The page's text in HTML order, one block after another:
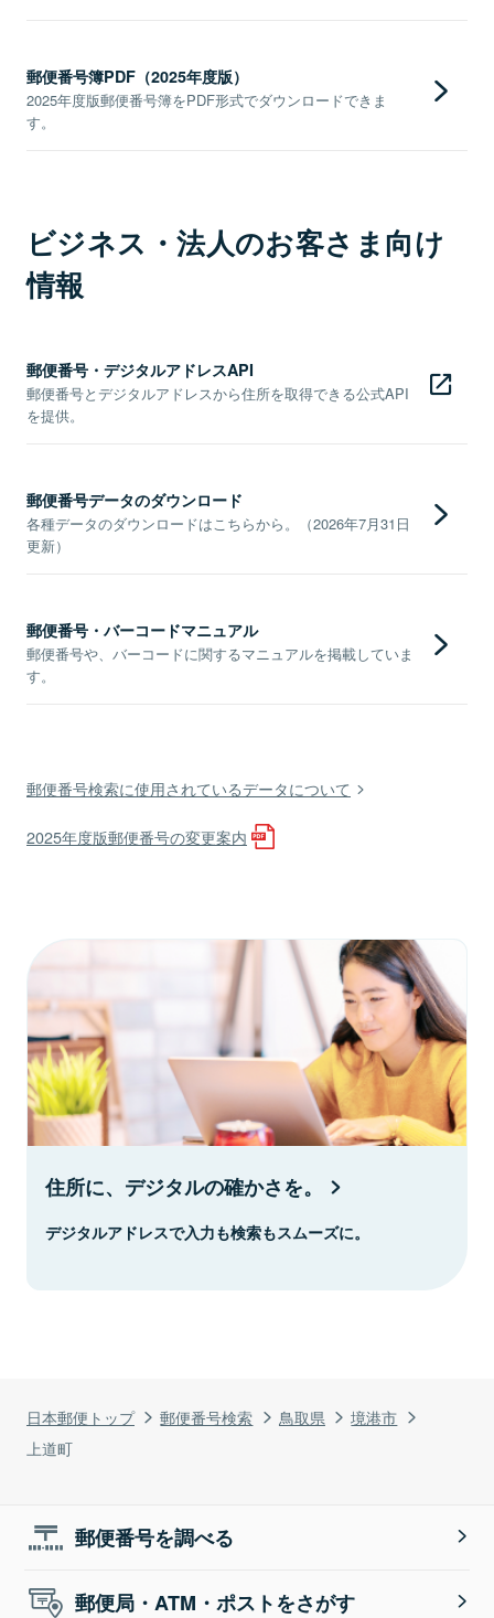
日本郵便トップ 郵便番号検索 鳥取県
境港市
上道町
郵便番号簿PDF（2025年度版）
2025年度版郵便番号簿をPDF形式でダウンロードできま
す。
ビジネス・法人のお客さま向け
情報
郵便番号・デジタルアドレスAPI
郵便番号とデジタルアドレスから住所を取得できる公式API
を提供。
郵便番号データのダウンロード
各種データのダウンロードはこちらから。（2026年7月31日
更新）
郵便番号・バーコードマニュアル
郵便番号や、バーコードに関するマニュアルを掲載していま
す。
郵便番号検索に使用されているデータについて
2025年度版郵便番号の変更案内
住所に、デジタルの確かさを。
デジタルアドレスで入力も検索もスムーズに。
郵便番号を調べる
郵便局・ATM・ポストをさがす